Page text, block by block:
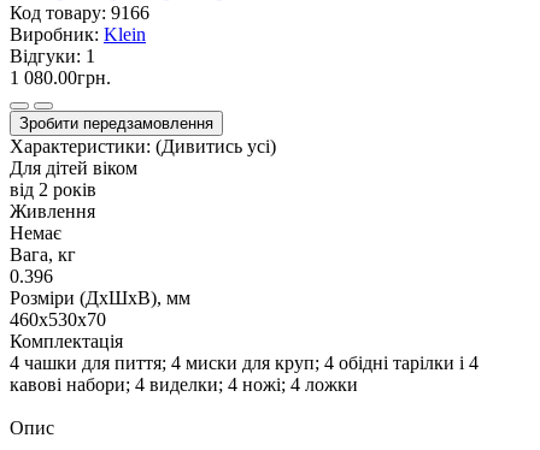
Код товару: 9166
Виробник: Klein
Відгуки: 1
1 080.00грн.
Зробити передзамовлення
Характеристики: (Дивитись усі)
Для дітей віком
від 2 років
Живлення
Немає
Вага, кг
0.396
Розміри (ДxШxВ), мм
460х530х70
Комплектація
4 чашки для пиття; 4 миски для круп; 4 обідні тарілки і 4
кавові набори; 4 виделки; 4 ножі; 4 ложки
Опис